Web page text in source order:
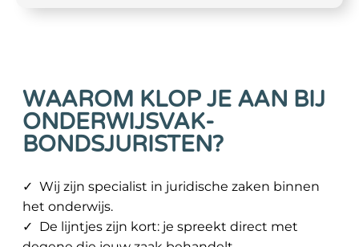
WAAROM KLOP JE AAN BIJ
ONDERWIJSVAK-
BONDSJURISTEN?
✓ Wij zijn specialist in juridische zaken binnen
het onderwijs.
✓ De lijntjes zijn kort: je spreekt direct met